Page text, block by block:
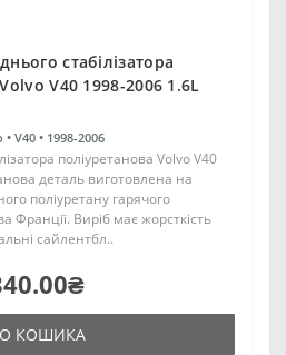
стабілізатора
V40 1998-2006 1.6L
•V40 • 1998-2006
поліуретанова Volvo V40
деталь виготовлена на
поліуретану гарячого
Франції. Виріб має жорсткість
сайлентбл..
КОШИКА